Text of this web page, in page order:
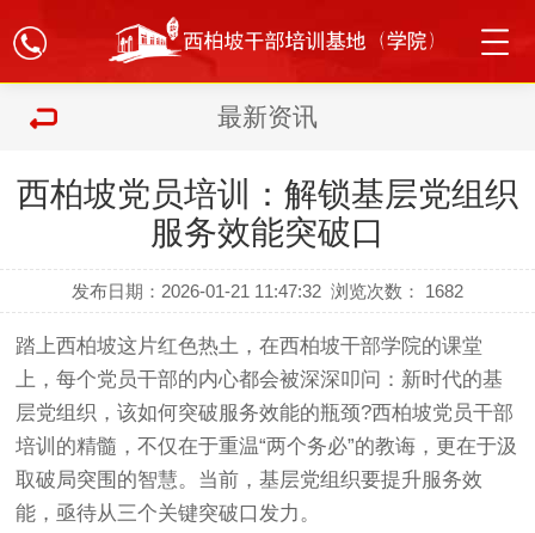
最新资讯
西柏坡党员培训：解锁基层党组织
服务效能突破口
发布日期：2026-01-21 11:47:32 浏览次数： 1682
踏上西柏坡这片红色热土，在西柏坡干部学院的课堂
上，每个党员干部的内心都会被深深叩问：新时代的基
层党组织，该如何突破服务效能的瓶颈?西柏坡党员干部
培训的精髓，不仅在于重温“两个务必”的教诲，更在于汲
取破局突围的智慧。当前，基层党组织要提升服务效
能，亟待从三个关键突破口发力。